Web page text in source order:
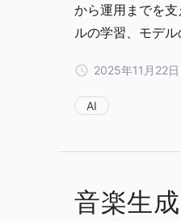
から運用までを
ルの学習、モデ
2025年11月22日
AI
音楽生